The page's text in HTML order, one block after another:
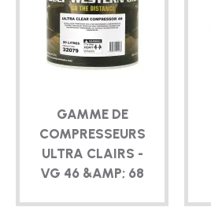
GAMME DE
COMPRESSEURS
ULTRA CLAIRS -
VG 46 &AMP; 68